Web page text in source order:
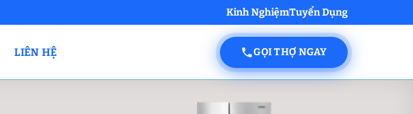
Kinh NghiệmTuyển Dụng
LIÊN HỆ GỌI THỢ NGAY